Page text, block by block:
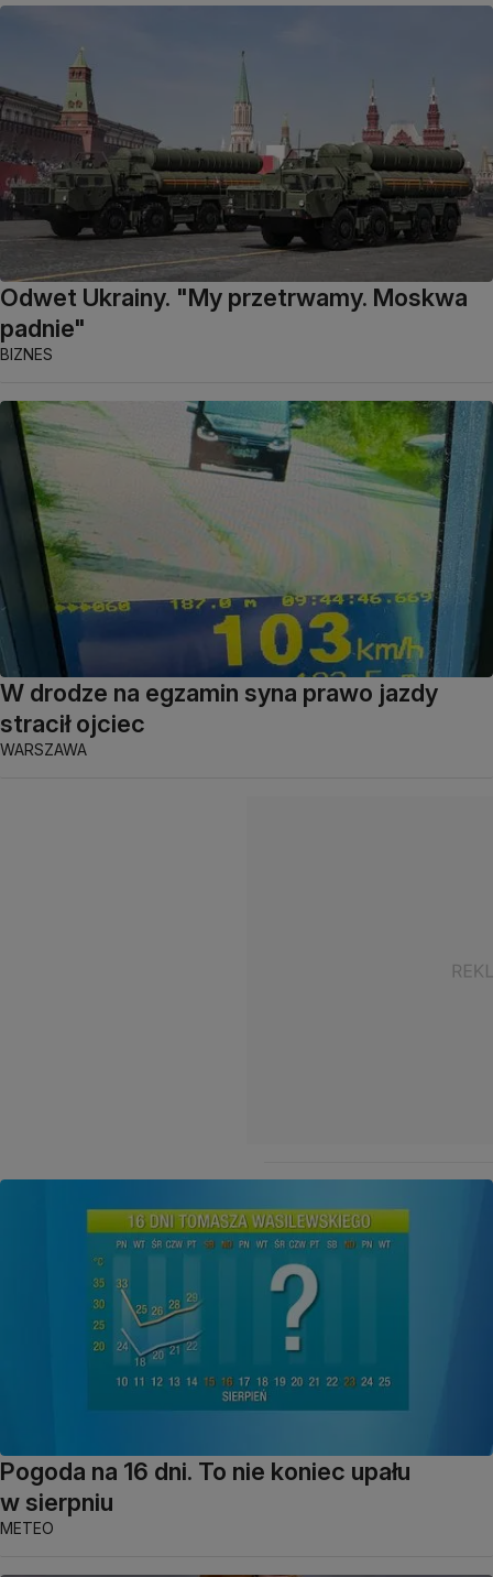
Odwet Ukrainy. "My przetrwamy. Moskwa
padnie"
BIZNES
W drodze na egzamin syna prawo jazdy
stracił ojciec
WARSZAWA
Pogoda na 16 dni. To nie koniec upału
w sierpniu
METEO